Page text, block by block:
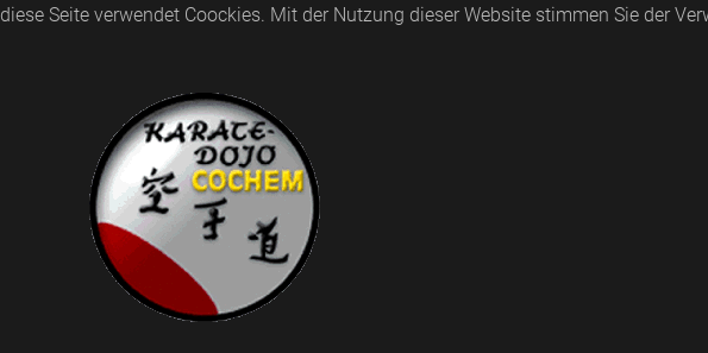
diese Seite verwendet Coockies. Mit der Nutzung dieser Website stimmen Sie der